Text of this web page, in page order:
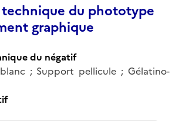
du phototype
graphique
du négatif
; Support pellicule ; Gélatino-